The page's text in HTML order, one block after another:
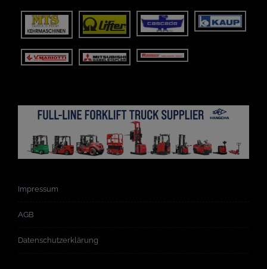
Impressum
AGB
Datenschutzerklärung